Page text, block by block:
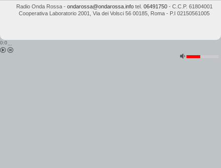
Radio Onda Rossa- ondarossa@ondarossa.infotel. 06491750- C.C.P. 61804001
Cooperativa Laboratorio 2001
Via dei Volsci 56 00185 Roma - P.I 02150561005
0:0